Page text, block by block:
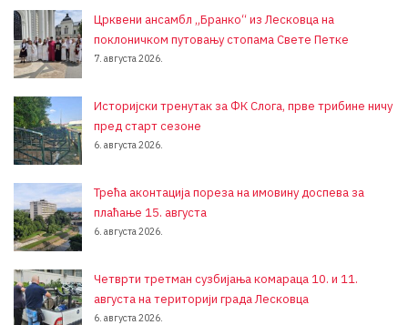
Црквени ансамбл „Бранко“ из Лесковца на
поклоничком путовању стопама Свете Петке
7. августа 2026.
Историјски тренутак за ФК Слога, прве трибине ничу
пред старт сезоне
6. августа 2026.
Трећа аконтација пореза на имовину доспева за
плаћање 15. августа
6. августа 2026.
Четврти третман сузбијања комараца 10. и 11.
августа на територији града Лесковца
6. августа 2026.